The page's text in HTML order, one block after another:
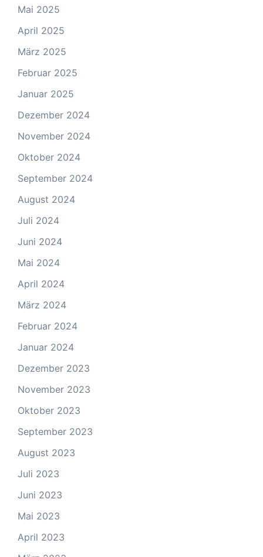
Mai 2025
April 2025
März 2025
Februar 2025
Januar 2025
Dezember 2024
November 2024
Oktober 2024
September 2024
August 2024
Juli 2024
Juni 2024
Mai 2024
April 2024
März 2024
Februar 2024
Januar 2024
Dezember 2023
November 2023
Oktober 2023
September 2023
August 2023
Juli 2023
Juni 2023
Mai 2023
April 2023